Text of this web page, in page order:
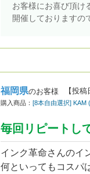
お客様にお喜び頂け
開催しておりますの
福岡県のお客様 【投稿
購入商品： [8本自由選択] KAM
毎回リピートし
インク革命さんのイ
何といってもコスパ